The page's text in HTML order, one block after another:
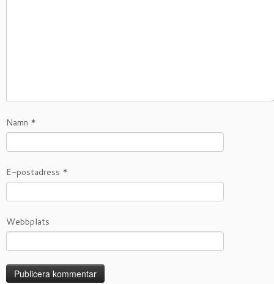
Namn *
E-postadress *
Webbplats